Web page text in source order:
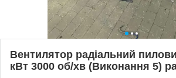
Вентилятор радіальний
кВт 3000 об/хв (Виконання 5)